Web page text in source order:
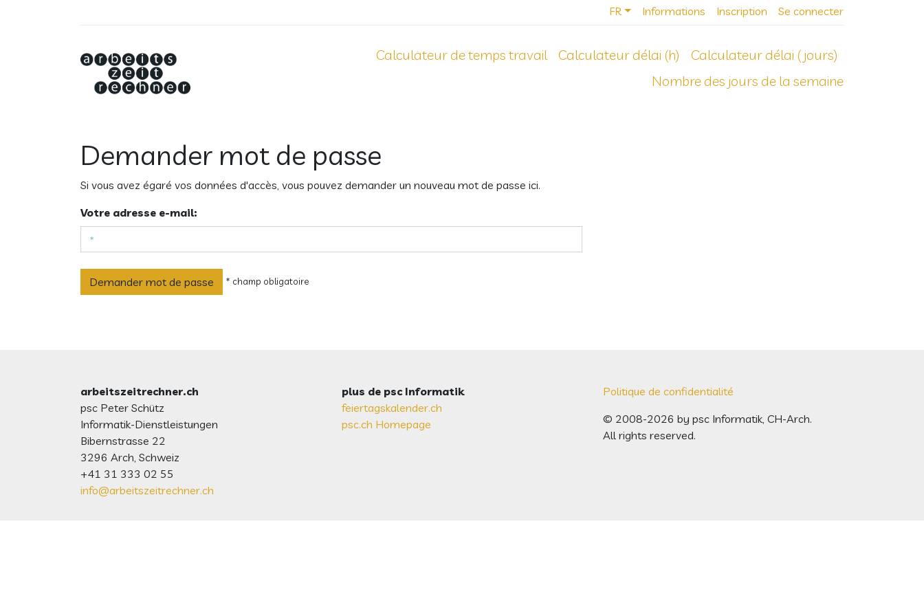
FR Informations Inscription Se connecter
Calculateur de temps travail Calculateur délai (h)
Calculateur délai (jours)
Nombre des jours de la semaine
Demander mot de passe
Si vous avez égaré vos données d'accès, vous pouvez demander un nouveau mot de passe ici.
Votre adresse e-mail:
* champ obligatoire
arbeitszeitrechner.ch
psc Peter Schütz
Informatik-Dienstleistungen
Bibernstrasse 22
3296 Arch, Schweiz
+41 31 333 02 55
info@arbeitszeitrechner.ch
plus de psc Informatik
feiertagskalender.ch
psc.ch Homepage
Politique de confidentialité
© 2008-2026 by psc Informatik, CH-Arch.
All rights reserved.